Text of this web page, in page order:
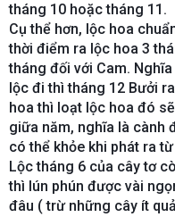
tháng 10 hoặc tháng 11.
Cụ thể hơn, lộc hoa
thời điểm ra lộc hoa 3
tháng đối với Cam.
lộc đi thì tháng 12 Bưởi
hoa thì loạt lộc hoa đó
giữa năm, nghĩa là cành
có thể khỏe khi phát ra
Lộc tháng 6 của cây tơ
thì lún phún được vài
đâu ( trừ những cây ít